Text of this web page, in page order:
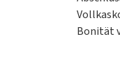
Bonität